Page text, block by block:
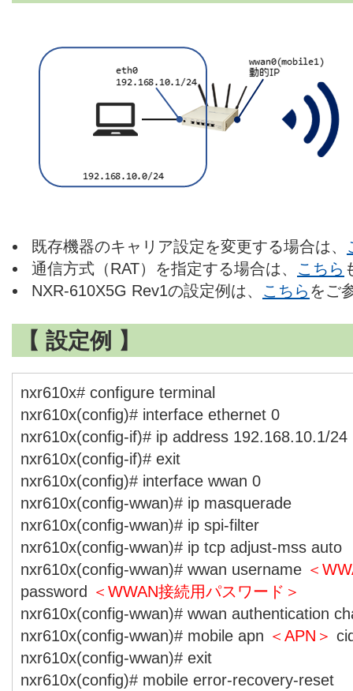
既存機器のキャリア設定を変更する場合は、
通信方式（RAT）を指定する場合は、 こちら
NXR-610X5G Rev1の設定例は、 こちら をご
【 設定例 】
nxr610x# configure terminal
nxr610x(config)# interface ethernet 0
nxr610x(config-if)# ip address 192.168.10.1/24
nxr610x(config-if)# exit
nxr610x(config)# interface wwan 0
nxr610x(config-wwan)# ip masquerade
nxr610x(config-wwan)# ip spi-filter
nxr610x(config-wwan)# ip tcp adjust-mss auto
nxr610x(config-wwan)# wwan username ＜
password ＜WWAN接続用パスワード＞
nxr610x(config-wwan)# wwan authentication
nxr610x(config-wwan)# mobile apn ＜APN＞
nxr610x(config-wwan)# exit
nxr610x(config)# mobile error-recovery-reset